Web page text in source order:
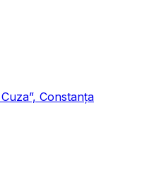
Constanța